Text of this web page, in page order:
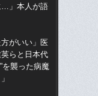
…」本人が語
方がいい」医
らと日本代
を襲った病魔